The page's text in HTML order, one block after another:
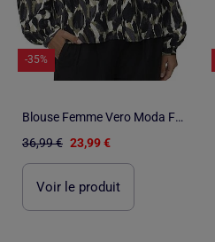
-35%
Blouse Femme Vero Moda Fanini
36,99 € 23,99 €
Voir le produit